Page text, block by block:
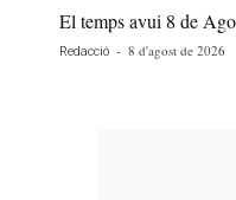
El temps avui 8 de
Redacció - 8 d'agost de 2026